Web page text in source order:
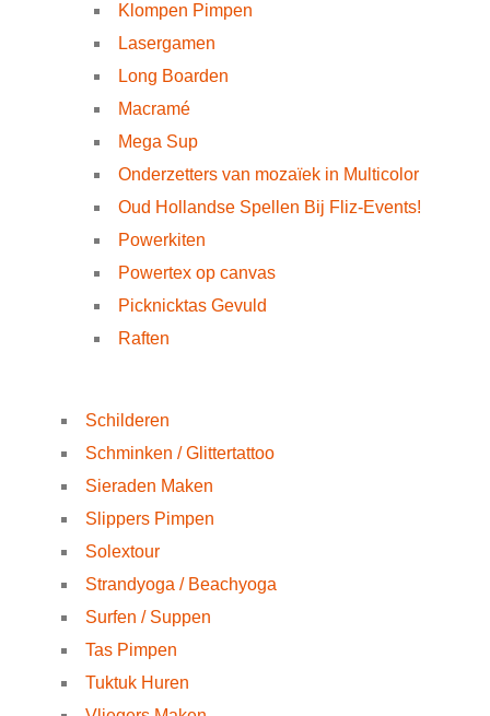
Klompen Pimpen
Lasergamen
Long Boarden
Macramé
Mega Sup
Onderzetters van mozaïek in Multicolor
Oud Hollandse Spellen Bij Fliz-Events!
Powerkiten
Powertex op canvas
Picknicktas Gevuld
Raften
Schilderen
Schminken / Glittertattoo
Sieraden Maken
Slippers Pimpen
Solextour
Strandyoga / Beachyoga
Surfen / Suppen
Tas Pimpen
Tuktuk Huren